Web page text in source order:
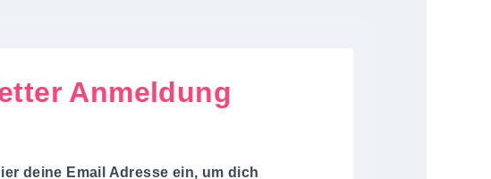
Anmeldung
deine Email Adresse ein, um dich